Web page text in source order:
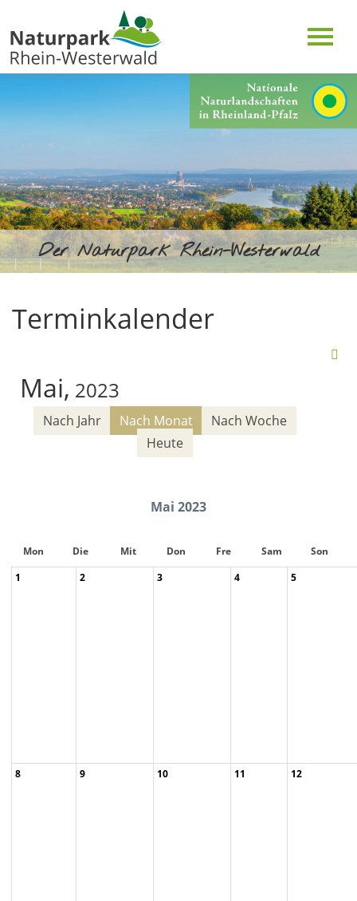
Der Naturpark Rhein-Westerwald
Terminkalender
Mai, 2023
Nach Jahr Nach Monat
Nach Woche
Heute
Mai 2023
Mon Die Mit Don Fre Sam
Son
1
2 3
05:00pm R312
4 5
06:30pm
8 9 10 11 12